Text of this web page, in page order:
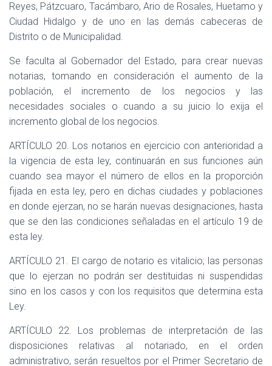
Reyes, Pátzcuaro, Tacámbaro, Ario de Rosales, Huetamo y
Ciudad Hidalgo y de uno en las demás cabeceras de
Distrito o de Municipalidad.
Se faculta al Gobernador del Estado, para crear nuevas
notarias, tomando en consideración el aumento de la
población, el incremento de los negocios y las
necesidades sociales o cuando a su juicio lo exija el
incremento global de los negocios.
ARTÍCULO 20. Los notarios en ejercicio con anterioridad a
la vigencia de esta ley, continuarán en sus funciones aún
cuando sea mayor el número de ellos en la proporción
fijada en esta ley, pero en dichas ciudades y poblaciones
en donde ejerzan, no se harán nuevas designaciones, hasta
que se den las condiciones señaladas en el artículo 19 de
esta ley.
ARTÍCULO 21. El cargo de notario es vitalicio; las personas
que lo ejerzan no podrán ser destituidas ni suspendidas
sino en los casos y con los requisitos que determina esta
Ley.
ARTÍCULO 22. Los problemas de interpretación de las
disposiciones relativas al notariado, en el orden
administrativo, serán resueltos por el Primer Secretario de